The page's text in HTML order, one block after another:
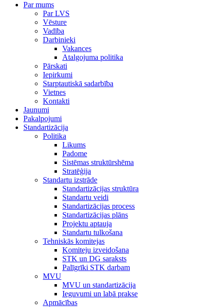
Par mums
Par LVS
Vēsture
Vadība
Darbinieki
Vakances
Atalgojuma politika
Pārskati
Iepirkumi
Starptautiskā sadarbība
Vietnes
Kontakti
Jaunumi
Pakalpojumi
Standartizācija
Politika
Likums
Padome
Sistēmas struktūrshēma
Stratēģija
Standartu izstrāde
Standartizācijas struktūra
Standartu veidi
Standartizācijas process
Standartizācijas plāns
Projektu aptauja
Standartu tulkošana
Tehniskās komitejas
Komiteju izveidošana
STK un DG saraksts
Palīgrīki STK darbam
MVU
MVU un standartizācija
Ieguvumi un labā prakse
Apmācības